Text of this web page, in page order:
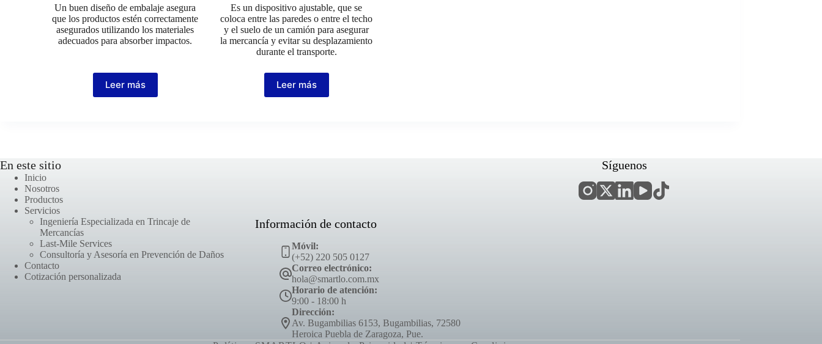
Un buen diseño de embalaje asegura
que los productos estén correctamente
asegurados utilizando los materiales
adecuados para absorber impactos.
Leer más
Es un dispositivo ajustable, que se
coloca entre las paredes o entre el techo
y el suelo de un camión para asegurar
la mercancía y evitar su desplazamiento
durante el transporte.
Leer más
En este sitio
Inicio
Nosotros
Productos
Servicios
Ingeniería Especializada en Trincaje de
Mercancías
Last-Mile Services
Consultoría y Asesoría en Prevención de Daños
Contacto
Cotización personalizada
Información de contacto
Móvil:
(+52) 220 505 0127
Correo electrónico:
hola@smartlo.com.mx
Horario de atención:
9:00 - 18:00 h
Dirección:
Av. Bugambilias 6153, Bugambilias, 72580
Heroica Puebla de Zaragoza, Pue.
Síguenos